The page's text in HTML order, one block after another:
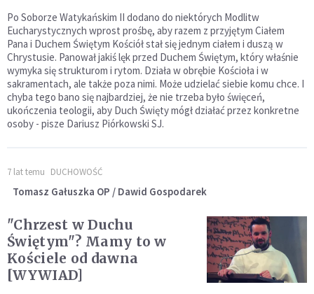
Po Soborze Watykańskim II dodano do niektórych Modlitw
Eucharystycznych wprost prośbę, aby razem z przyjętym Ciałem
Pana i Duchem Świętym Kościół stał się jednym ciałem i duszą w
Chrystusie. Panował jakiś lęk przed Duchem Świętym, który właśnie
wymyka się strukturom i rytom. Działa w obrębie Kościoła i w
sakramentach, ale także poza nimi. Może udzielać siebie komu chce. I
chyba tego bano się najbardziej, że nie trzeba było święceń,
ukończenia teologii, aby Duch Święty mógł działać przez konkretne
osoby - pisze Dariusz Piórkowski SJ.
7 lat temu DUCHOWOŚĆ
Tomasz Gałuszka OP / Dawid Gospodarek
"Chrzest w Duchu
Świętym"? Mamy to w
Kościele od dawna
[WYWIAD]